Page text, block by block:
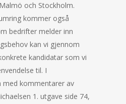
och Stockholm.
kommer også
bedrifter melder inn
kan vi gjennom
kandidatar som vi
til. I
med kommentarer av
1. utgave side 74,